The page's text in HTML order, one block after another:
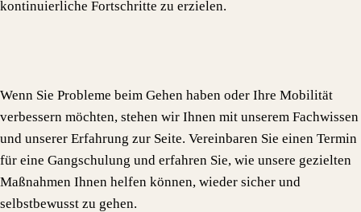
kontinuierliche Fortschritte zu erzielen.
Wenn Sie Probleme beim Gehen haben oder Ihre Mobilität
verbessern möchten, stehen wir Ihnen mit unserem Fachwissen
und unserer Erfahrung zur Seite. Vereinbaren Sie einen Termin
für eine Gangschulung und erfahren Sie, wie unsere gezielten
Maßnahmen Ihnen helfen können, wieder sicher und
selbstbewusst zu gehen.